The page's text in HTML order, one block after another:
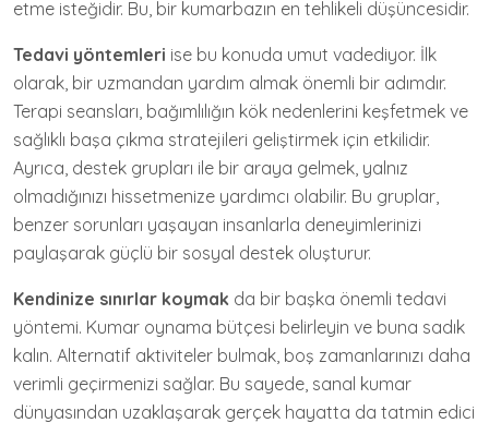
etme isteğidir. Bu, bir kumarbazın en tehlikeli düşüncesidir.
Tedavi yöntemleri ise bu konuda umut vadediyor. İlk
olarak, bir uzmandan yardım almak önemli bir adımdır.
Terapi seansları, bağımlılığın kök nedenlerini keşfetmek ve
sağlıklı başa çıkma stratejileri geliştirmek için etkilidir.
Ayrıca, destek grupları ile bir araya gelmek, yalnız
olmadığınızı hissetmenize yardımcı olabilir. Bu gruplar,
benzer sorunları yaşayan insanlarla deneyimlerinizi
paylaşarak güçlü bir sosyal destek oluşturur.
Kendinize sınırlar koymak da bir başka önemli tedavi
yöntemi. Kumar oynama bütçesi belirleyin ve buna sadık
kalın. Alternatif aktiviteler bulmak, boş zamanlarınızı daha
verimli geçirmenizi sağlar. Bu sayede, sanal kumar
dünyasından uzaklaşarak gerçek hayatta da tatmin edici